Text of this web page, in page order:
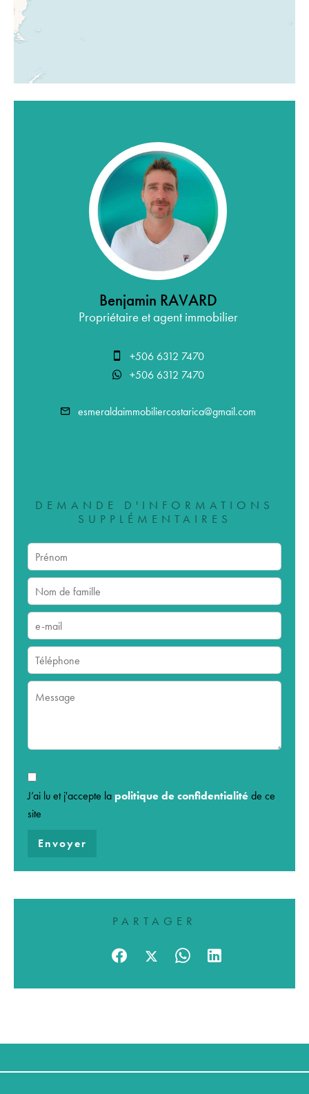
Benjamin RAVARD
Propriétaire et agent immobilier
+506 6312 7470
+506 6312 7470
esmeraldaimmobiliercostarica@gmail.com
DEMANDE D'INFORMATIONS
SUPPLÉMENTAIRES
J’ai lu et j'accepte la politique de confidentialité de ce
site
Envoyer
PARTAGER